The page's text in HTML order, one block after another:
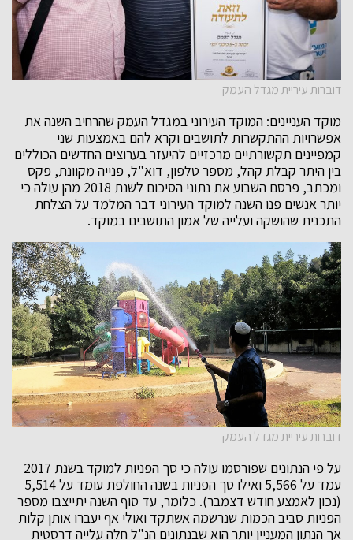
דוברות עיריית מגדל העמק
מוקד העניינים: המוקד העירוני במגדל העמק שהרחיב השנה את
אפשרויות ההתקשרות לתושבים וקרא להם באמצעות שני
קמפיינים תקשורתיים מרכזיים להיעזר בערוצים החדשים הכוללים
בין היתר קבלת קהל, מספר טלפון, דוא"ל, פנייה מקוונת, פקס
ומכתב, פרסם השבוע את נתוני הסיכום לשנת 2018 מהן עולה כי
יותר אנשים פנו השנה למוקד העירוני דבר המלמד על הצלחת
התכנית שהושקה ועלייה של אמון התושבים במוקד.
דוברות עיריית מגדל העמק
על פי הנתונים שפורסמו עולה כי סך הפניות למוקד בשנת 2017
עמד על 5,566 ואילו סך הפניות בשנה החולפת עומד על 5,514
(נכון לאמצע חודש דצמבר). כלומר, עד סוף השנה יתייצבו מספר
הפניות סביב הכמות שנרשמה אשתקד ואולי אף יעברו אותן קלות
אך הנתון המעניין יותר הוא שבנתונים הנ"ל חלה עלייה דרסטית